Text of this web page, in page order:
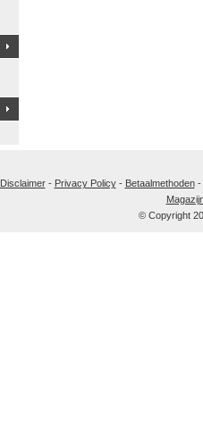
Disclaimer- Privacy Policy- Betaalmethoden-
© Copyright